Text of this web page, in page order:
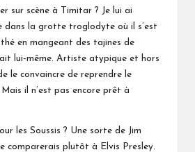
sur scène à Timitar ? Je lui ai
dans la grotte troglodyte où il s’est
en mangeant des tajines de
lui-même. Artiste atypique et hors
le convaincre de reprendre le
il n’est pas encore prêt à
les Soussis ? Une sorte de Jim
comparerais plutôt à Elvis Presley.